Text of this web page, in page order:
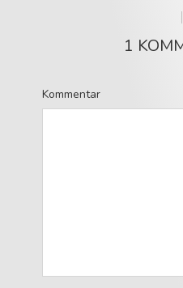
1
Kommentar